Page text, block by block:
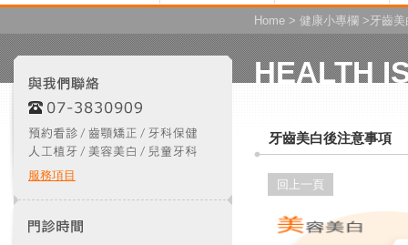
服務項目
Home > 健康小專欄 >牙齒
HEALTH
牙齒美白後注意事項
回上一頁